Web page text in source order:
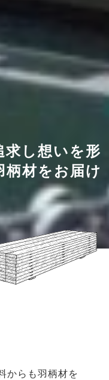
求し想いを形
柄材を お届け
からも羽柄材を